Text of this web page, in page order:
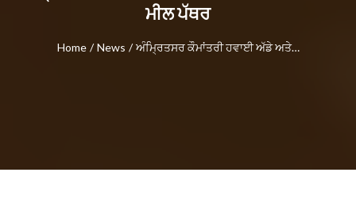
ਮੀਲ ਪੱਥਰ
Home / News / ਅੰਮ੍ਰਿਤਸਰ ਕੌਮਾਂਤਰੀ ਹਵਾਈ ਅੱਡੇ ਅਤੇ…